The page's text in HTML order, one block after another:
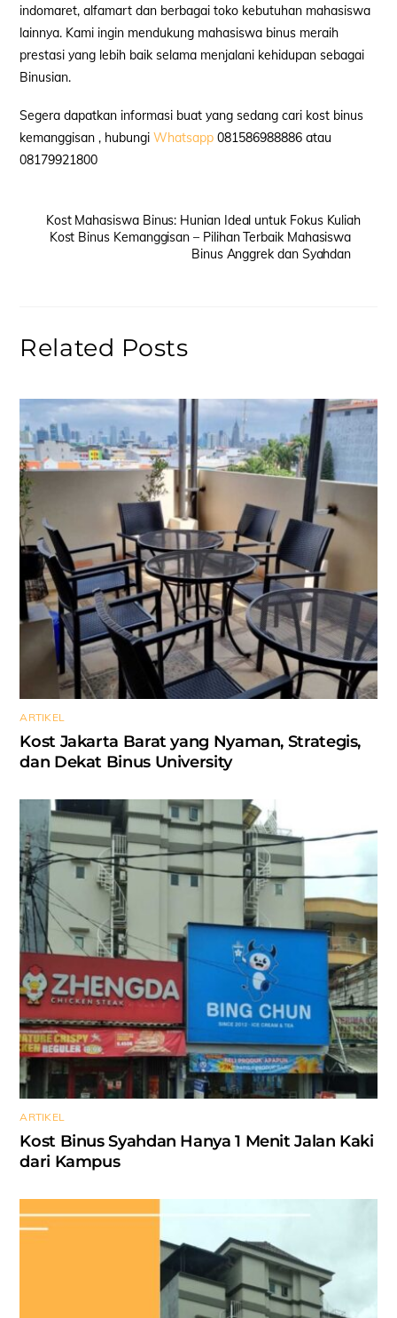
indomaret, alfamart dan berbagai toko kebutuhan mahasiswa
lainnya. Kami ingin mendukung mahasiswa binus meraih
prestasi yang lebih baik selama menjalani kehidupan sebagai
Binusian.
Segera dapatkan informasi buat yang sedang cari kost binus
kemanggisan , hubungiWhatsapp 081586988886 atau
08179921800
Kost Mahasiswa Binus: Hunian Ideal untuk Fokus Kuliah
Kost Binus Kemanggisan – Pilihan Terbaik Mahasiswa
Binus Anggrek dan Syahdan
Related Posts
ARTIKEL
Kost Jakarta Barat yang Nyaman, Strategis,
dan Dekat Binus University
ARTIKEL
Kost Binus Syahdan Hanya 1 Menit Jalan Kaki
dari Kampus